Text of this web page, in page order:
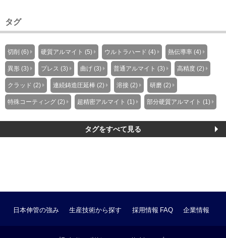
タグ
切削 (6) 硬質アルマイト (5) ウルトラハード (4) 熱伝導率 (4)
異形 (3) プレス (3) 曲げ (3) 普通アルマイト (3) 高精度 (2)
クラッド (2) 連続鋳造圧延棒 (2) 溶接 (2) 研磨 (2)
特殊コーティング (2) 超精密アルマイト (1) 部分硬質アルマイト (1)
タグをすべて見る
日本伸管の強み 生産技術から探す 採用情報 FAQ 企業情報